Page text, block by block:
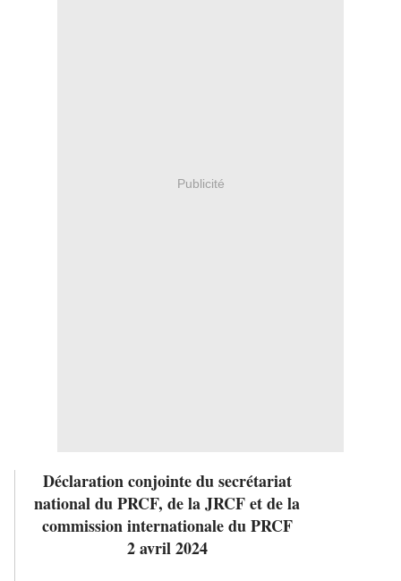
Publicité
Déclaration conjointe du secrétariat
national du PRCF, de la JRCF et de la
commission internationale du PRCF
2 avril 2024